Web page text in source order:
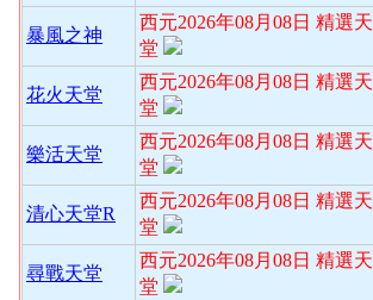
暴風之神
西元2026年08月08日 精選天
堂
花火天堂
西元2026年08月08日 精選天
堂
樂活天堂
西元2026年08月08日 精選天
堂
清心天堂R
西元2026年08月08日 精選天
堂
尋戰天堂
西元2026年08月08日 精選天
堂